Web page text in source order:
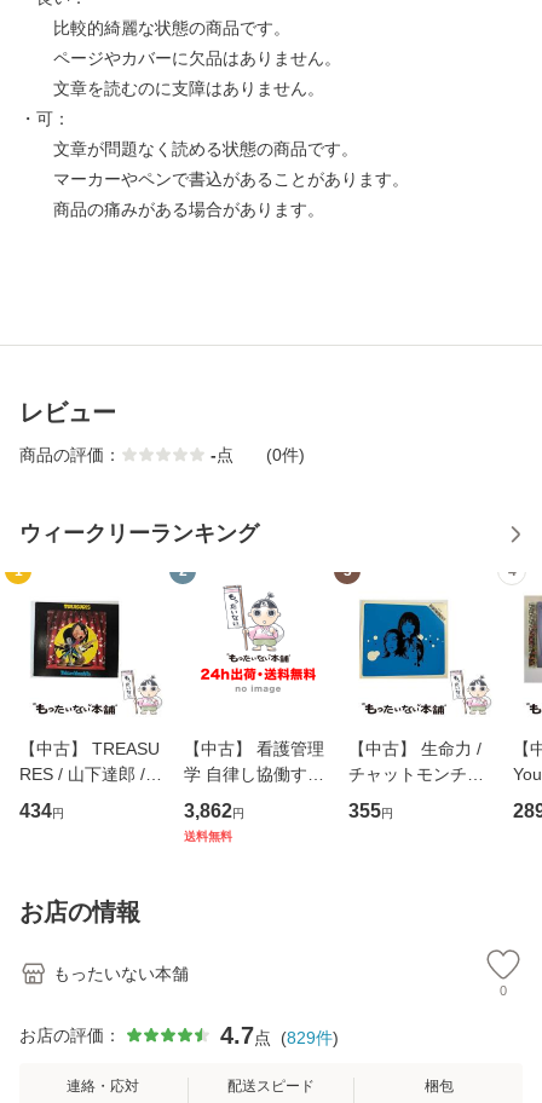
比較的綺麗な状態の商品です。
ページやカバーに欠品はありません。
文章を読むのに支障はありません。
・可：
文章が問題なく読める状態の商品です。
マーカーやペンで書込があることがあります。
商品の痛みがある場合があります。
レビュー
商品の評価： -点 (0件)
ウィークリーランキング
1
【中古】 TREASU
RES / 山下達郎 /
イーストウエス
ト・ジャパン [CD]
434円
2
【中古】 看護管理
学 自律し協働する
専門職の看護マネ
ジメントスキル 改
3,862円
送料無料
3
【中古】 生命力 /
チャットモンチー /
キューンレコード
[CD]【メール便送
355円
4
【
のが
お店の情報
もったいない本舗
0
お店の評価： 4.7点 (829件)
連絡・応対 配送スピード 梱包